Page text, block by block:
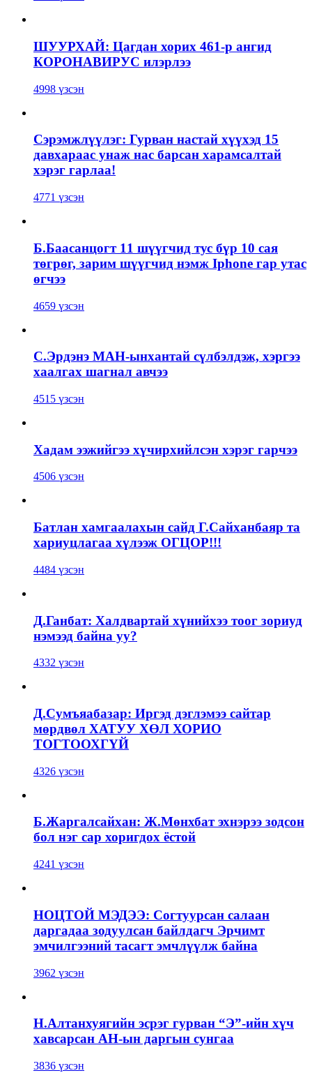
ШУУРХАЙ: Цагдан хорих 461-р ангид
КОРОНАВИРУС илэрлээ
4998 үзсэн
Сэрэмжлүүлэг: Гурван настай хүүхэд 15
давхараас унаж нас барсан харамсалтай
хэрэг гарлаа!
4771 үзсэн
Б.Баасанцогт 11 шүүгчид тус бүр 10 сая
төгрөг, зарим шүүгчид нэмж Iphone гар утас
өгчээ
4659 үзсэн
С.Эрдэнэ МАН-ынхантай сүлбэлдэж, хэргээ
хаалгах шагнал авчээ
4515 үзсэн
Хадам ээжийгээ хүчирхийлсэн хэрэг гарчээ
4506 үзсэн
Батлан хамгаалахын сайд Г.Сайханбаяр та
хариуцлагаа хүлээж ОГЦОР!!!
4484 үзсэн
Д.Ганбат: Халдвартай хүнийхээ тоог зориуд
нэмээд байна уу?
4332 үзсэн
Д.Сумъяабазар: Иргэд дэглэмээ сайтар
мөрдвөл ХАТУУ ХӨЛ ХОРИО
ТОГТООХГҮЙ
4326 үзсэн
Б.Жаргалсайхан: Ж.Мөнхбат эхнэрээ зодсон
бол нэг сар хоригдох ёстой
4241 үзсэн
НОЦТОЙ МЭДЭЭ: Согтуурсан салаан
даргадаа зодуулсан байлдагч Эрчимт
эмчилгээний тасагт эмчлүүлж байна
3962 үзсэн
Н.Алтанхуягийн эсрэг гурван “Э”-ийн хүч
хавсарсан АН-ын даргын сунгаа
3836 үзсэн